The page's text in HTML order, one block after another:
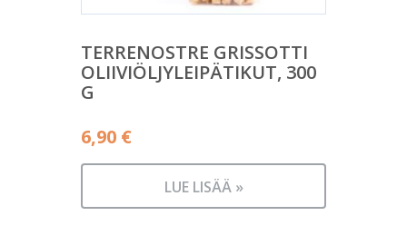
TERRENOSTRE GRISSOTTI
OLIIVIÖLJYLEIPÄTIKUT, 300
G
6,90 €
LUE LISÄÄ »